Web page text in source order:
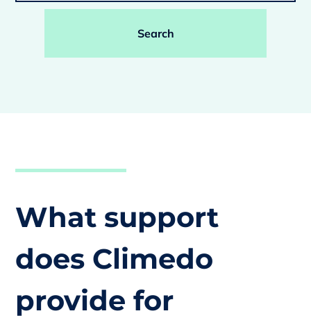
Search
What support
does Climedo
provide for